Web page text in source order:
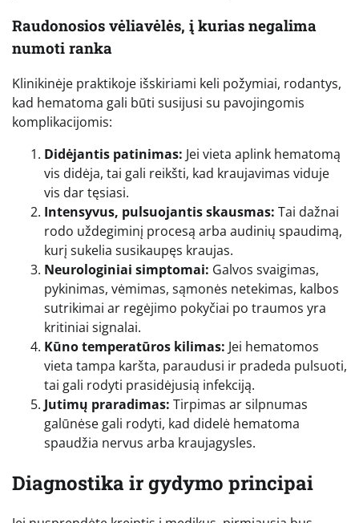
Raudonosios vėliavėlės, į kurias negalima
numoti ranka
Klinikinėje praktikoje išskiriami keli požymiai, rodantys,
kad hematoma gali būti susijusi su pavojingomis
komplikacijomis:
Didėjantis patinimas: Jei vieta aplink hematomą
vis didėja, tai gali reikšti, kad kraujavimas viduje
vis dar tęsiasi.
Intensyvus, pulsuojantis skausmas: Tai dažnai
rodo uždegiminį procesą arba audinių spaudimą,
kurį sukelia susikaupęs kraujas.
Neurologiniai simptomai: Galvos svaigimas,
pykinimas, vėmimas, sąmonės netekimas, kalbos
sutrikimai ar regėjimo pokyčiai po traumos yra
kritiniai signalai.
Kūno temperatūros kilimas: Jei hematomos
vieta tampa karšta, paraudusi ir pradeda pulsuoti,
tai gali rodyti prasidėjusią infekciją.
Jutimų praradimas: Tirpimas ar silpnumas
galūnėse gali rodyti, kad didelė hematoma
spaudžia nervus arba kraujagysles.
Diagnostika ir gydymo principai